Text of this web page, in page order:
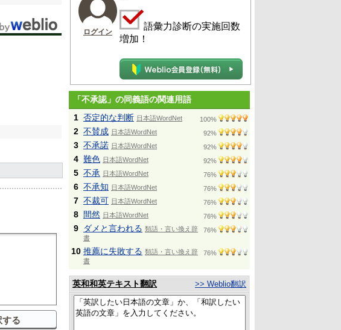
ログイン
語彙力診断の実施回数
増加！
「不承認」の同義語の関連用語
1 否定的な判断 日本語WordNet 100%
2 不賛成 日本語WordNet 92%
3 不承諾 日本語WordNet 92%
4 難色 日本語WordNet 92%
5 不承 日本語WordNet 76%
6 不承知 日本語WordNet 76%
7 不裁可 日本語WordNet 76%
8 間然 日本語WordNet 76%
9 ダメと言われる 類語・言い換え辞
書
76%
10 推薦に失敗する 類語・言い換え辞
書
76%
英和和英テキスト翻訳 >> Weblio翻訳